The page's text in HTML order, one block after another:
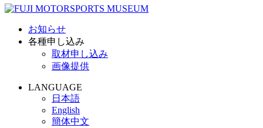
お知らせ
各種申し込み
取材申し込み
画像提供
LANGUAGE
日本語
English
簡体中文